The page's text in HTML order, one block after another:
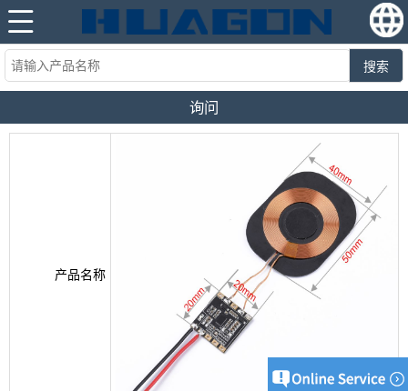
搜索
询问
产品名称